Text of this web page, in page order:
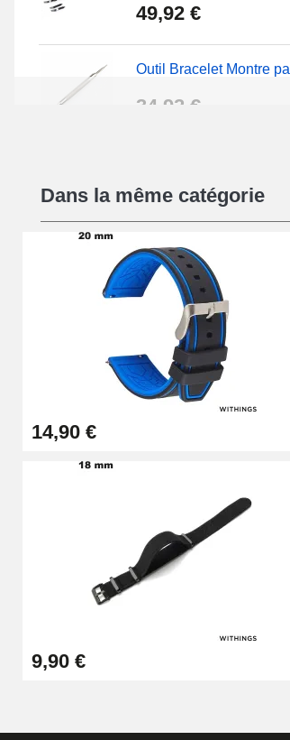
49,92 €
Outil Bracelet Montre
34,92 €
16,90 €
Pied à Coulisse
9,90 €
Kit Horlogerie Débutant
26,90 €
Boîte Pompe Bracelet
Boîte Pompe pour
19,90 €
Dans la même catégorie
14,90 €
9,90 €